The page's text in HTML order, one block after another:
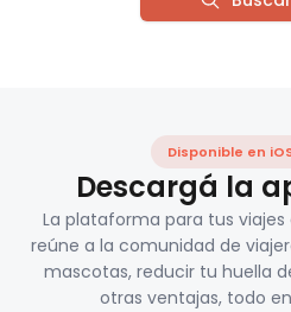
Disponible en
Descargá la
La plataforma para tus
reúne a la comunidad de
mascotas, reducir tu huella
otras ventajas, todo